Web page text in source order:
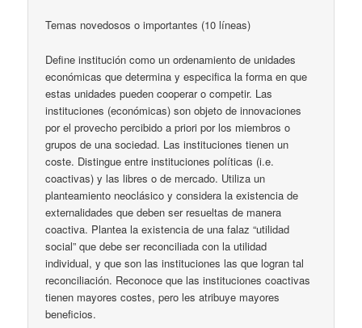
Temas novedosos o importantes (10 líneas)
Define institución como un ordenamiento de unidades
económicas que determina y especifica la forma en que
estas unidades pueden cooperar o competir. Las
instituciones (económicas) son objeto de innovaciones
por el provecho percibido a priori por los miembros o
grupos de una sociedad. Las instituciones tienen un
coste. Distingue entre instituciones políticas (i.e.
coactivas) y las libres o de mercado. Utiliza un
planteamiento neoclásico y considera la existencia de
externalidades que deben ser resueltas de manera
coactiva. Plantea la existencia de una falaz “utilidad
social” que debe ser reconciliada con la utilidad
individual, y que son las instituciones las que logran tal
reconciliación. Reconoce que las instituciones coactivas
tienen mayores costes, pero les atribuye mayores
beneficios.